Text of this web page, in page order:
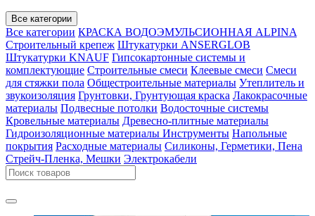
Все категории
Все категории КРАСКА ВОДОЭМУЛЬСИОННАЯ ALPINA
Строительный крепеж Штукатурки ANSERGLOB
Штукатурки KNAUF Гипсокартонные системы и
комплектующие Строительные смеси Клеевые смеси Смеси
для стяжки пола Общестроительные материалы Утеплитель и
звукоизоляция Грунтовки, Грунтующая краска Лакокрасочные
материалы Подвесные потолки Водосточные системы
Кровельные материалы Древесно-плитные материалы
Гидроизоляционные материалы Инструменты Напольные
покрытия Расходные материалы Силиконы, Герметики, Пена
Стрейч-Пленка, Мешки Электрокабели